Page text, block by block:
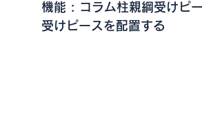
機能 : コラム柱親綱受けピ
受けピースを配置する